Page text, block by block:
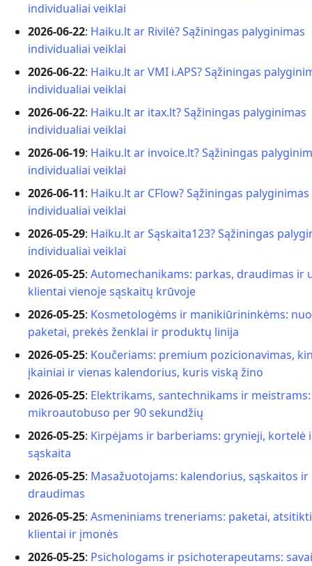
individualiai veiklai
2026-06-22: Haiku.lt ar Rivilė? Sąžiningas palyginimas
individualiai veiklai
2026-06-22: Haiku.lt ar VMI i.APS? Sąžiningas
individualiai veiklai
2026-06-22: Haiku.lt ar itax.lt? Sąžiningas palyginimas
individualiai veiklai
2026-06-19: Haiku.lt ar invoice.lt? Sąžiningas
individualiai veiklai
2026-06-11: Haiku.lt ar CFlow? Sąžiningas palyginimas
individualiai veiklai
2026-05-29: Haiku.lt ar Sąskaita123? Sąžiningas
individualiai veiklai
2026-05-25: Automechanikams: parkas, draudimas ir
klientai vienoje sąskaitų krūvoje
2026-05-25: Kosmetologėms ir manikiūrininkėms:
paketai, prekės ženklai ir produktų linija
2026-05-25: Koučeriams: premium pozicionavimas,
įkainiai ir vienas kalendorius, kuris viską žino
2026-05-25: Elektrikams, santechnikams ir
mikroautobuso per 90 sekundžių
2026-05-25: Kirpėjams ir barberiams: grynieji, kortelė
sąskaita
2026-05-25: Masažuotojams: kalendorius, sąskaitos ir
draudimas
2026-05-25: Asmeniniams treneriams: paketai,
klientai ir įmonės
2026-05-25: Psichologams ir psichoterapeutams: